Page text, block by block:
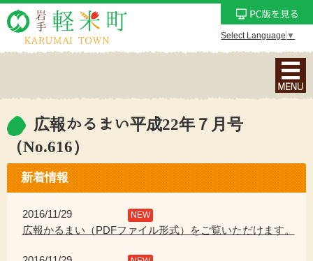
Select Language ▼
ナ
ビ
ン
メ
広報かるまい平成22年７月号
（No.616）
新着情報
2016/11/29 NEW
広報かるまい（PDFファイル形式）をご覧いただけます。